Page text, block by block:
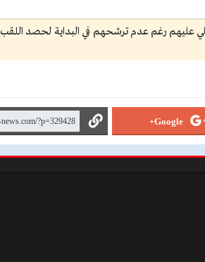
عليهم رغم عدم ترشحهم في البداية لحصد اللقب
Google+